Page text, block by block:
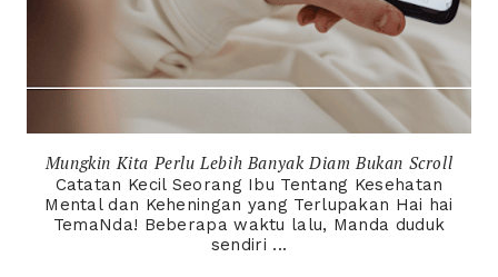
Mungkin Kita Perlu Lebih Banyak Diam Bukan Scroll
Catatan Kecil Seorang Ibu Tentang Kesehatan
Mental dan Keheningan yang Terlupakan Hai hai
TemaNda! Beberapa waktu lalu, Manda duduk
sendiri ...